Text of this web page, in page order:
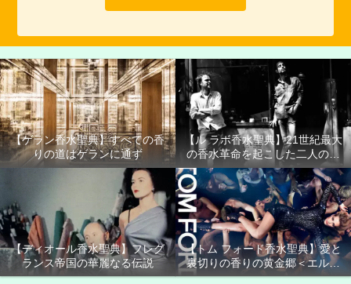
【ゲラン香水聖典】すべての香
りの道はゲランに通ず
【ル ラボ香水聖典】21世紀最大
の香水革命を起こした二人の男
たち
【ディオール香水聖典】フレグ
ランス帝国の華麗なる伝説
【トム フォード香水聖典】愛と
裏切りの香りの黄金郷＜エルド
ラド＞